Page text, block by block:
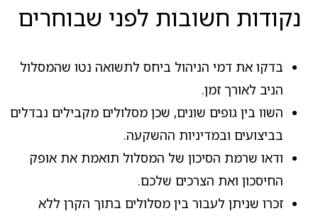
נקודות חשובות לפני שבוחרים
בדקו את דמי הניהול ביחס לתשואה נטו שהמסלול
הניב לאורך זמן.
השוו בין גופים שונים, שכן מסלולים מקבילים נבדלים
בביצועים ובמדיניות ההשקעה.
ודאו שרמת הסיכון של המסלול תואמת את אופק
החיסכון ואת הצרכים שלכם.
זכרו שניתן לעבור בין מסלולים בתוך הקרן ללא